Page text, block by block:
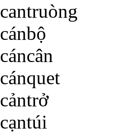
cantruòng
cánbộ
cáncân
cánquet
cảntrở
cạntúi